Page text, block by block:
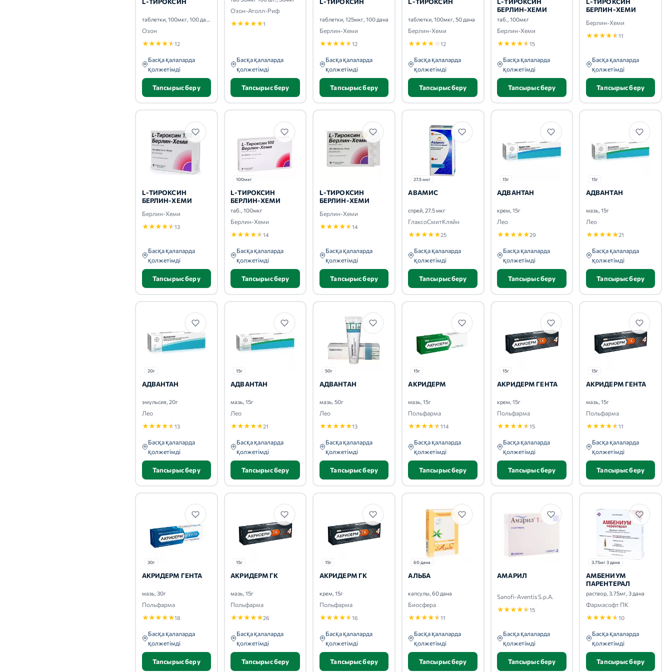
таблетки, 100мкг, 100 дана
Озон
★★★★★12
Басқа қалаларда
қолжетімді
Тапсырыс беру
Озон-Атолл-Риф
★★★★★1
Басқа қалаларда
қолжетімді
Тапсырыс беру
таблетки, 125мкг, 100 дана
Берлин-Хеми
★★★★★12
Басқа қалаларда
қолжетімді
Тапсырыс беру
таблетки, 100мкг, 50 дана
Берлин-Хеми
★★★★ ☆12
Басқа қалаларда
қолжетімді
Тапсырыс беру
БЕРЛИН-ХЕМИ
таб., 100мкг
Берлин-Хеми
★★★★★15
Басқа қалаларда
қолжетімді
Тапсырыс беру
БЕРЛИН-ХЕМИ
Берлин-Хеми
★★★★★11
Басқа қалаларда
қолжетімді
Тапсырыс беру
L-ТИРОКСИН
БЕРЛИН-ХЕМИ
Берлин-Хеми
★★★★★13
Басқа қалаларда
қолжетімді
Тапсырыс беру
100мкг
L-ТИРОКСИН
БЕРЛИН-ХЕМИ
таб., 100мкг
Берлин-Хеми
★★★★★14
Басқа қалаларда
қолжетімді
Тапсырыс беру
L-ТИРОКСИН
БЕРЛИН-ХЕМИ
Берлин-Хеми
★★★★★14
Басқа қалаларда
қолжетімді
Тапсырыс беру
27.5 мкг
АВАМИС
спрей, 27.5 мкг
ГлаксоСмитКляйн
★★★★★25
Басқа қалаларда
қолжетімді
Тапсырыс беру
15г
АДВАНТАН
крем, 15г
Лео
★★★★★29
Басқа қалаларда
қолжетімді
Тапсырыс беру
15г
АДВАНТАН
мазь, 15г
Лео
★★★★★21
Басқа қалаларда
қолжетімді
Тапсырыс беру
20г
АДВАНТАН
эмульсия, 20г
Лео
★★★★★13
Басқа қалаларда
қолжетімді
Тапсырыс беру
15г
АДВАНТАН
мазь, 15г
Лео
★★★★★21
Басқа қалаларда
қолжетімді
Тапсырыс беру
50г
АДВАНТАН
мазь, 50г
Лео
★★★★★13
Басқа қалаларда
қолжетімді
Тапсырыс беру
15г
АКРИДЕРМ
мазь, 15г
Польфарма
★★★★★114
Басқа қалаларда
қолжетімді
Тапсырыс беру
15г
АКРИДЕРМ ГЕНТА
крем, 15г
Польфарма
★★★★★15
Басқа қалаларда
қолжетімді
Тапсырыс беру
15г
АКРИДЕРМ ГЕНТА
мазь, 15г
Польфарма
★★★★★11
Басқа қалаларда
қолжетімді
Тапсырыс беру
30г
АКРИДЕРМ ГЕНТА
мазь, 30г
Польфарма
★★★★★18
Басқа қалаларда
қолжетімді
Тапсырыс беру
15г
АКРИДЕРМ ГК
мазь, 15г
Польфарма
★★★★★26
Басқа қалаларда
қолжетімді
Тапсырыс беру
15г
АКРИДЕРМ ГК
крем, 15г
Польфарма
★★★★★16
Басқа қалаларда
қолжетімді
Тапсырыс беру
60 дана
АЛЬБА
капсулы, 60 дана
Биосфера
★★★★★11
Басқа қалаларда
қолжетімді
Тапсырыс беру
АМАРИЛ
Sanofi-Aventis S.p.A.
★★★★★15
Басқа қалаларда
қолжетімді
Тапсырыс беру
3.75мг 3 дана
АМБЕНИУМ
ПАРЕНТЕРАЛ
раствор, 3.75мг, 3 дана
Фармасофт ПК
★★★★★10
Басқа қалаларда
қолжетімді
Тапсырыс беру